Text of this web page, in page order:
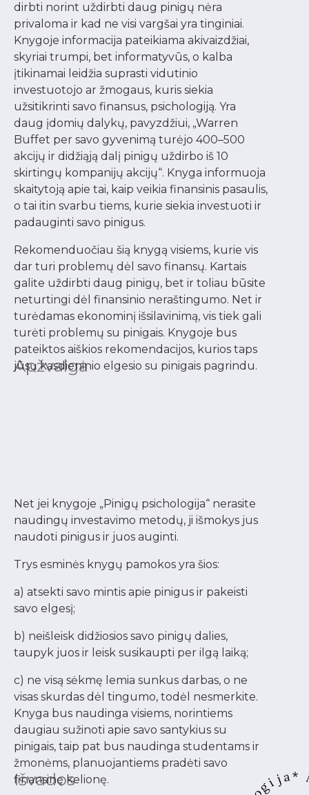
dirbti norint uždirbti daug pinigų nėra
privaloma ir kad ne visi vargšai yra tinginiai.
Knygoje informacija pateikiama akivaizdžiai,
skyriai trumpi, bet informatyvūs, o kalba
įtikinamai leidžia suprasti vidutinio
investuotojo ar žmogaus, kuris siekia
užsitikrinti savo finansus, psichologiją. Yra
daug įdomių dalykų, pavyzdžiui, „Warren
Buffet per savo gyvenimą turėjo 400–500
akcijų ir didžiąją dalį pinigų uždirbo iš 10
skirtingų kompanijų akcijų“. Knyga informuoja
skaitytoją apie tai, kaip veikia finansinis pasaulis,
o tai itin svarbu tiems, kurie siekia investuoti ir
padauginti savo pinigus.
Rekomenduočiau šią knygą visiems, kurie vis
dar turi problemų dėl savo finansų. Kartais
galite uždirbti daug pinigų, bet ir toliau būsite
neturtingi dėl finansinio neraštingumo. Net ir
turėdamas ekonominį išsilavinimą, vis tiek gali
turėti problemų su pinigais. Knygoje bus
pateiktos aiškios rekomendacijos, kurios taps
jūsų kasdieninio elgesio su pinigais pagrindu.
Apžvalga
Net jei knygoje „Pinigų psichologija“ nerasite
naudingų investavimo metodų, ji išmokys jus
naudoti pinigus ir juos auginti.
Trys esminės knygų pamokos yra šios:
a) atsekti savo mintis apie pinigus ir pakeisti
savo elgesį;
b) neišleisk didžiosios savo pinigų dalies,
taupyk juos ir leisk susikaupti per ilgą laiką;
c) ne visą sėkmę lemia sunkus darbas, o ne
visas skurdas dėl tingumo, todėl nesmerkite.
Knyga bus naudinga visiems, norintiems
daugiau sužinoti apie savo santykius su
pinigais, taip pat bus naudinga studentams ir
žmonėms, planuojantiems pradėti savo
finansinę kelionę.
Išvados